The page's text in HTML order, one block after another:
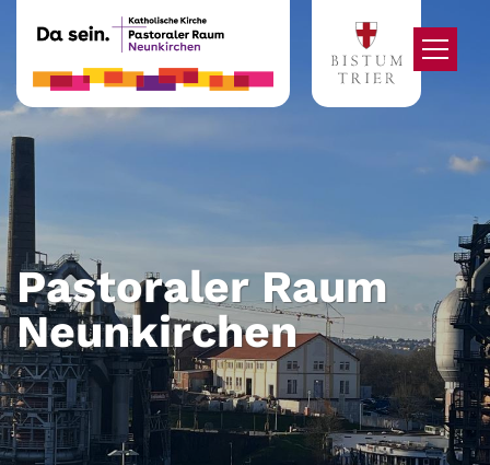
Zum Inhalt springen
Pastoraler Raum
Neunkirchen